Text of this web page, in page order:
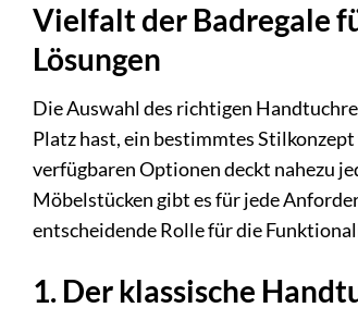
Vielfalt der Badregale
Lösungen
Die Auswahl des richtigen
Platz hast, ein bestimmtes
verfügbaren Optionen deckt nahezu
Möbelstücken gibt es für jede
entscheidende Rolle für die
1. Der klassische